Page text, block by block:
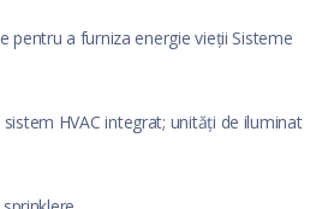
pentru a furniza energie vieții Sisteme
HVAC integrat; unități de iluminat